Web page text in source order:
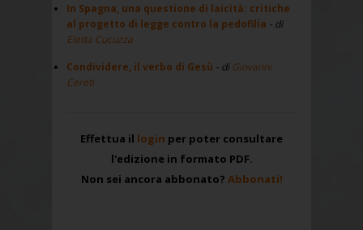
In Spagna, una questione di laicità: critiche
al progetto di legge contro la pedofilia - di
Eletta Cucuzza
Condividere, il verbo di Gesù - di Giovanni
Cereti
Effettua il login per poter consultare
l'edizione in formato PDF.
Non sei ancora abbonato? Abbonati!